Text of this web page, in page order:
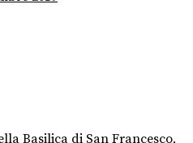
Basilica di San Francesco,